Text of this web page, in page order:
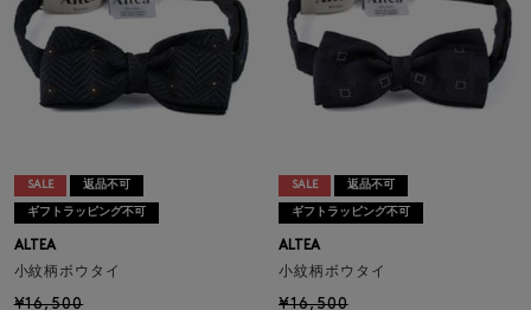
SALE 返品不可
ギフトラッピング不可
ALTEA
小紋柄ボウタイ
¥16,500
SALE 返品不可
ギフトラッピング不可
ALTEA
小紋柄ボウタイ
¥16,500